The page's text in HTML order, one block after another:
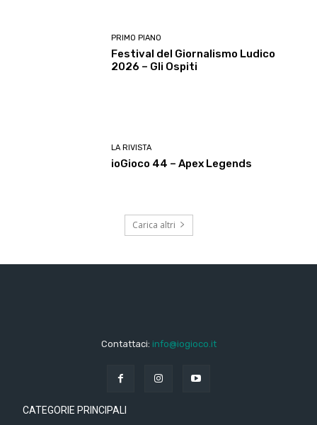
PRIMO PIANO
Festival del Giornalismo Ludico
2026 – Gli Ospiti
LA RIVISTA
ioGioco 44 – Apex Legends
Carica altri
Contattaci: info@iogioco.it
CATEGORIE PRINCIPALI